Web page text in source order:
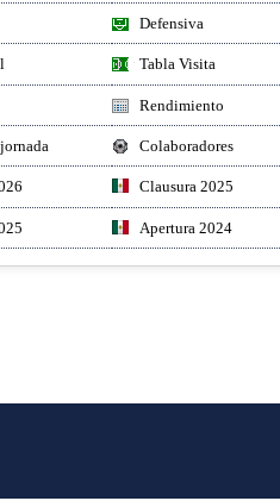
Defensiva
Tabla Visita
Rendimiento
Colaboradores
Clausura 2025
Apertura 2024